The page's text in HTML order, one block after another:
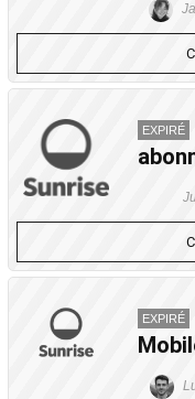
EXPIRÉ
EXPIRÉ